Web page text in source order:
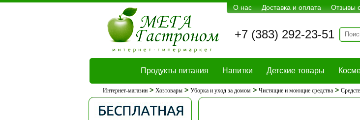
О нас Доставка и оплата Отзывы
+7 (383) 292-23-51
Продукты питания Напитки Детские товары
Интернет-магазин >Хозтовары >Уборка и уход за домом >Чистящие и моющие средства >